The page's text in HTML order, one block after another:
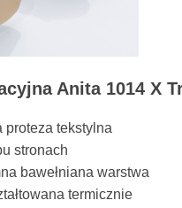
Anita 1014 X
proteza tekstylna
stronach
bawełniana warstwa
termicznie